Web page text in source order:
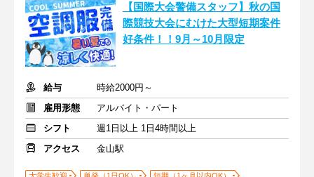
【国際大会警備スタッフ】秋の国
際競技大会にむけた大型短期案件
好条件！！9月～10月限定
給与
時給2000円～
雇用形態
アルバイト・パート
シフト
週1日以上 1日4時間以上
アクセス
金山駅